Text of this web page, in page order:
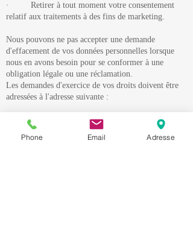
· Retirer à tout moment votre consentement
relatif aux traitements à des fins de marketing.
Nous pouvons ne pas accepter une demande
d'effacement de vos données personnelles lorsque
nous en avons besoin pour se conformer à une
obligation légale ou une réclamation.
Les demandes d'exercice de vos droits doivent être
adressées à l'adresse suivante :
patricia.irureta@mdb-services.fr
Pour vous aider à formuler votre demande, vous
Phone Email Adresse